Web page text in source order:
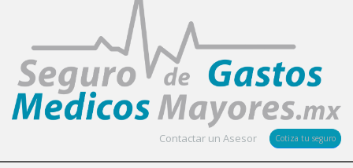
Contactar un Asesor Cotiza tu seguro